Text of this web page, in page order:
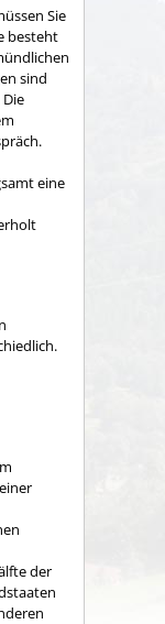
Sie
besteht
sind
eine
der